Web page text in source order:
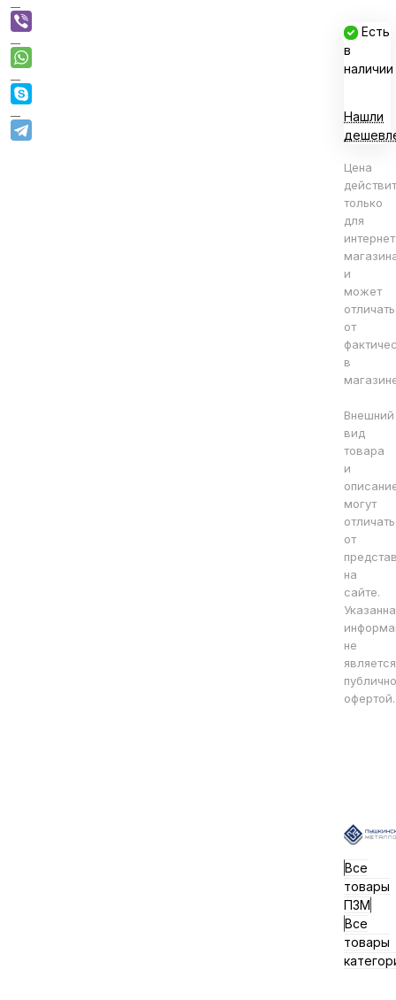
Есть
в
наличии
Нашли
Цена
только
для
и
может
от
в
Внешний
вид
товара
и
могут
от
на
сайте.
не
является
офертой.
Все
товары
ПЗМ
Все
товары